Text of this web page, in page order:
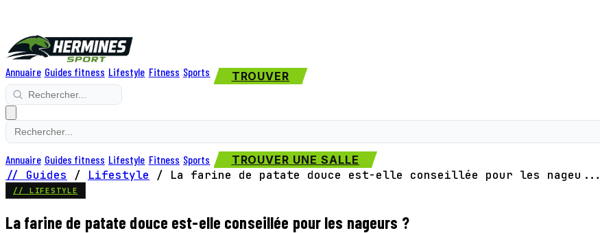
Annuaire Guides fitness Lifestyle Fitness Sports TROUVER
Annuaire Guides fitness Lifestyle Fitness Sports TROUVER UNE SALLE
// Guides / Lifestyle / La farine de patate douce est-elle conseillée pour les nageu...
// LIFESTYLE
La farine de patate douce est-elle conseillée pour les nageurs ?